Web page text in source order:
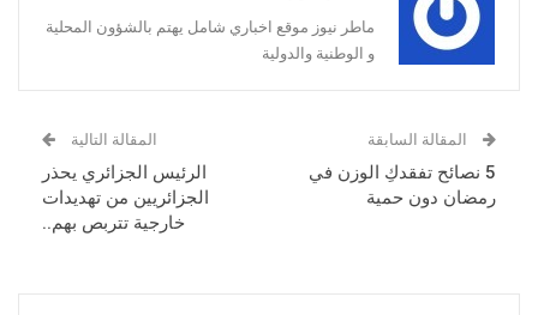
ماطر نيوز موقع اخباري شامل يهتم بالشؤون المحلية
و الوطنية والدولية
المقالة السابقة
5 نصائح تفقدكِ الوزن في
رمضان دون حمية
المقالة التالية
الرئيس الجزائري يحذر
الجزائريين من تهديدات
خارجية تتربص بهم..